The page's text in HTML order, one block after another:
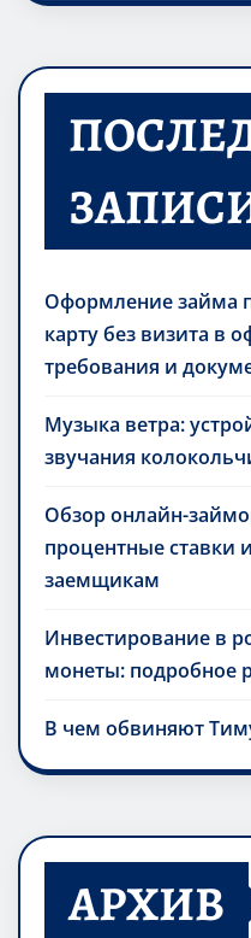
Оформление займа
карту без визита в
требования и
Музыка ветра:
звучания
Обзор онлайн-
процентные ставки
заемщикам
Инвестирование в
монеты: подробное
В чем обвиняют
АРХИВ